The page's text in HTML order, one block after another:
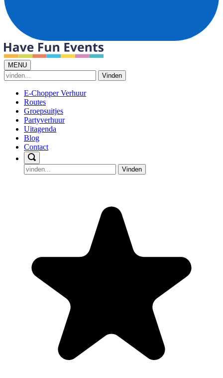
MENU
Vinden
E-Chopper Verhuur
Routes
Groepsuitjes
Partyverhuur
Uitagenda
Blog
Contact
Vinden